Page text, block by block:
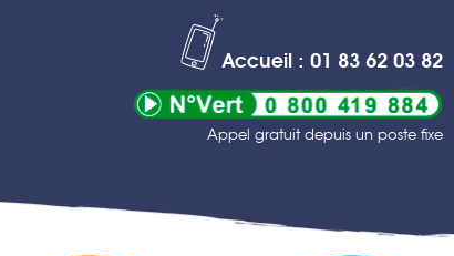
Accueil : 01 83 62 03 82
Appel gratuit depuis un poste fixe